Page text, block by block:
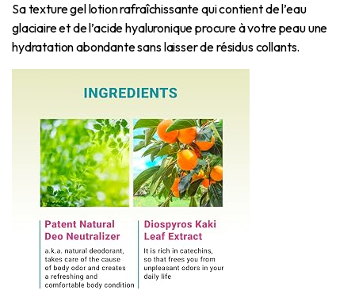
Sa texture gel lotion rafraîchissante qui contient de l’eau
glaciaire et de l’acide hyaluronique procure à votre peau une
hydratation abondante sans laisser de résidus collants.